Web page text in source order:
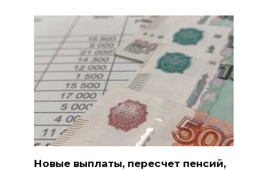
Новые выплаты, пересчет пенсий,